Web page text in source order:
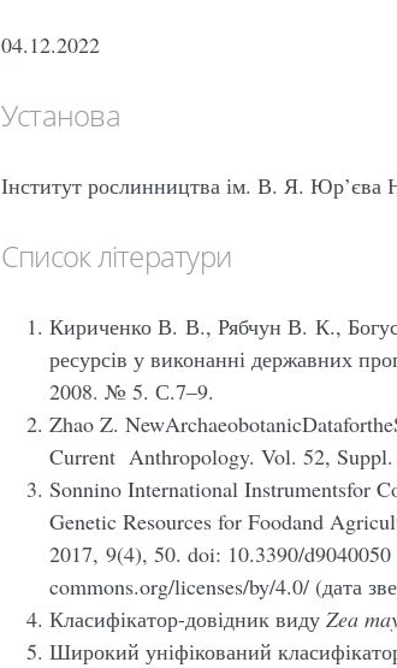
04.12.2022
Установа
Інститут рослинництва ім. В. Я.
Список літератури
Кириченко В. В., Рябчун В. К.,
ресурсів у виконанні державних
2008. № 5. С.7–9.
Zhao Z.
Current Anthropology. Vol. 52, Suppl.
Sonnino International Instrumentsfor
Genetic Resources for Foodand
2017, 9(4), 50. doi: 10.3390/
commons.org/licenses/by/4.0/ (дата
Класифікатор-довідник виду Zea
Широкий уніфікований